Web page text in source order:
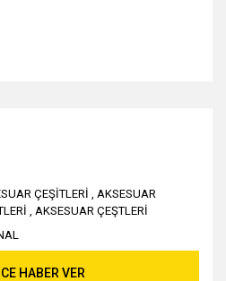
ÇEŞİTLERİ ,AKSESUAR
,AKSESUAR ÇEŞTLERİ
HABER VER